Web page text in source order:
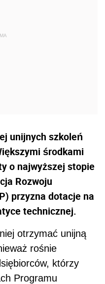
unijnych szkoleń
środkami
o najwyższej stopie
Rozwoju
przyzna dotacje na
technicznej.
otrzymać unijną
rośnie
którzy
Programu